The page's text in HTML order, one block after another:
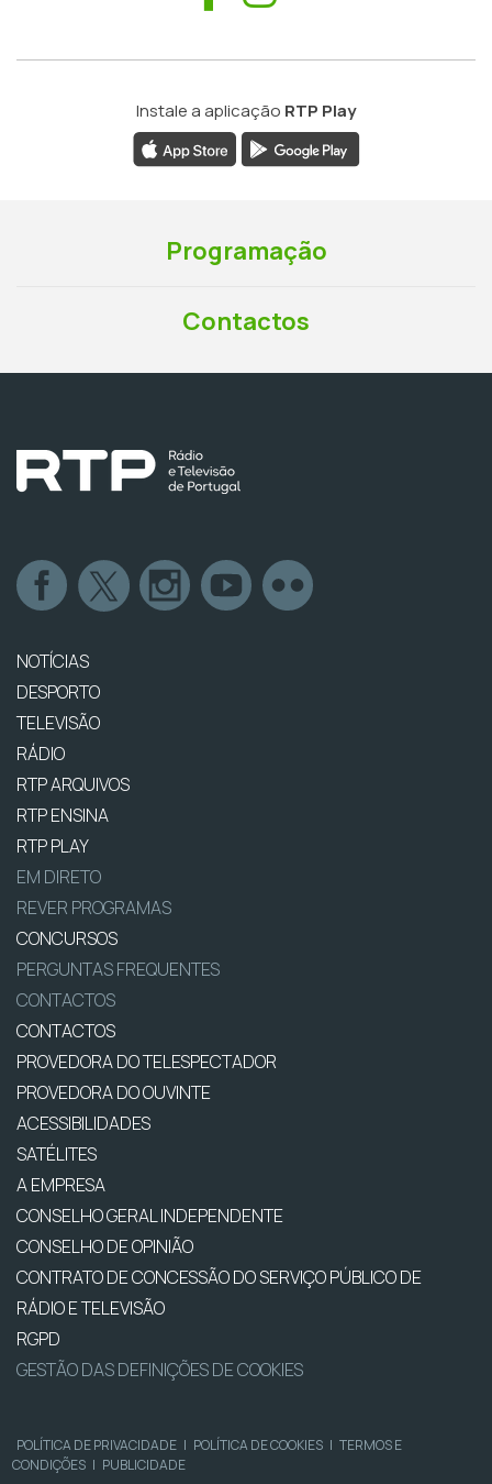
Instale a aplicação RTP Play
Programação
Contactos
NOTÍCIAS
DESPORTO
TELEVISÃO
RÁDIO
RTP ARQUIVOS
RTP ENSINA
RTP PLAY
EM DIRETO
REVER PROGRAMAS
CONCURSOS
PERGUNTAS FREQUENTES
CONTACTOS
CONTACTOS
PROVEDORA DO TELESPECTADOR
PROVEDORA DO OUVINTE
ACESSIBILIDADES
SATÉLITES
A EMPRESA
CONSELHO GERAL INDEPENDENTE
CONSELHO DE OPINIÃO
CONTRATO DE CONCESSÃO DO SERVIÇO PÚBLICO DE
RÁDIO E TELEVISÃO
RGPD
GESTÃO DAS DEFINIÇÕES DE COOKIES
POLÍTICA DE PRIVACIDADE | POLÍTICA DE COOKIES | TERMOS E
CONDIÇÕES | PUBLICIDADE